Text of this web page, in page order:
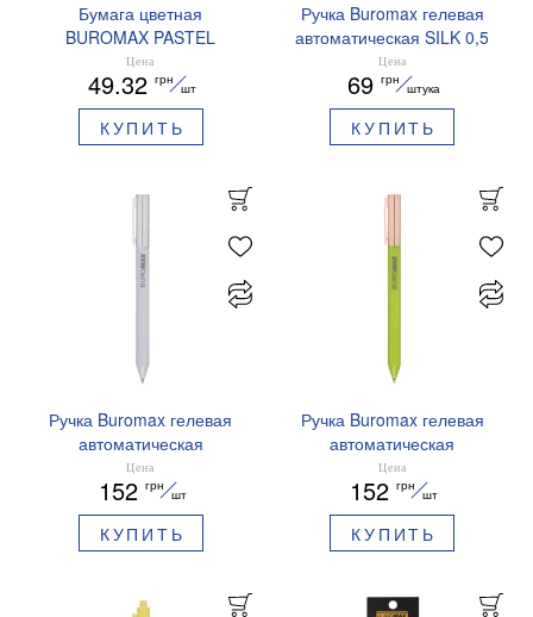
Бумага цветная
BUROMAX PASTEL
EUROMAX 20 арк А4 80 г/
мс BM.2721220E-08
Цена
49.32 грн
шт
КУПИТЬ
Ручка Buromax гелевая
автоматическая SILK 0,5
мм синие чернила
BM.83100
Цена
69 грн
штука
КУПИТЬ
Ручка Buromax гелевая
автоматическая
PRESTIGE SILVER 0,5 мм
синие чернила BM.83102
Цена
152 грн
шт
КУПИТЬ
Ручка Buromax гелевая
автоматическая
PRESTIGE GOLD 0,5 мм
синие чернила BM.83101
Цена
152 грн
шт
КУПИТЬ